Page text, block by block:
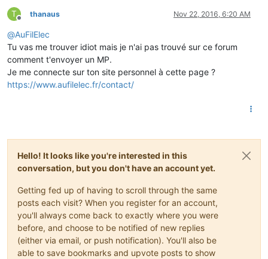
T
Offline
thanaus Nov 22, 2016, 6:20 AM
@AuFilElec
Tu vas me trouver idiot mais je n'ai pas trouvé sur ce forum
comment t'envoyer un MP.
Je me connecte sur ton site personnel à cette page ?
https://www.aufilelec.fr/contact/
Hello! It looks like you're interested in this
conversation, but you don't have an account yet.
Getting fed up of having to scroll through the same
posts each visit? When you register for an account,
you'll always come back to exactly where you were
before, and choose to be notified of new replies
(either via email, or push notification). You'll also be
able to save bookmarks and upvote posts to show